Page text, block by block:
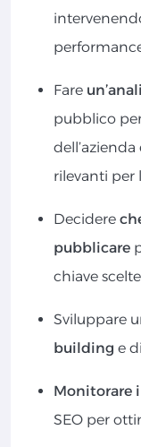
Fare
pubblico
rilevanti per
Decidere
pubblicare
chiave
Sviluppare
building e di
Monitorare
SEO per